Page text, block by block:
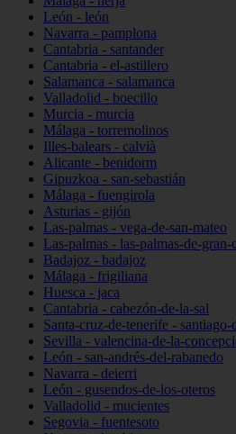
León - león
Navarra - pamplona
Cantabria - santander
Cantabria - el-astillero
Salamanca - salamanca
Valladolid - boecillo
Murcia - murcia
Málaga - torremolinos
Illes-balears - calvià
Alicante - benidorm
Gipuzkoa - san-sebastián
Málaga - fuengirola
Asturias - gijón
Las-palmas - vega-de-san-mateo
Las-palmas - las-palmas-de-gran-
Badajoz - badajoz
Málaga - frigiliana
Huesca - jaca
Cantabria - cabezón-de-la-sal
Santa-cruz-de-tenerife - santiago-
Sevilla - valencina-de-la-
León - san-andrés-del-rabanedo
Navarra - deierri
León - gusendos-de-los-oteros
Valladolid - mucientes
Segovia - fuentesoto